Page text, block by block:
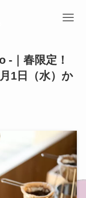
｜春限定！
1日（水）か